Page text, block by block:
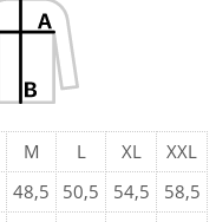
M L XL
XXL
48,5 50,5 54,5
58,5